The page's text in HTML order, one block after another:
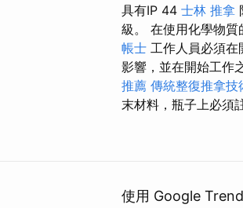
具有IP 44 士林 推拿
級。 在使用化學物質
帳士 工作人員必須
影響，並在開始工作
推薦 傳統整復推拿技
末材料，瓶子上必須
使用 Google